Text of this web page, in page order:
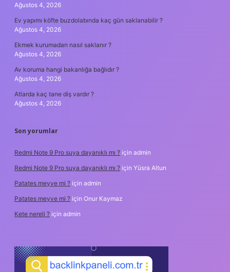
Ağustos 4, 2026
Ev yapımı köfte buzdolabında kaç gün saklanabilir ?
Ağustos 4, 2026
Ekmek kurumadan nasıl saklanır ?
Ağustos 4, 2026
Av koruma hangi bakanlığa bağlıdır ?
Ağustos 4, 2026
Atlarda kaç tane diş vardır ?
Ağustos 4, 2026
Son yorumlar
Redmi Note 9 Pro suya dayanıklı mı ? için admin
Redmi Note 9 Pro suya dayanıklı mı ? için Yüsra Altun
Patates meyve mi ? için admin
Patates meyve mi ? için Onur Kaymaz
Kete nereli ? için admin